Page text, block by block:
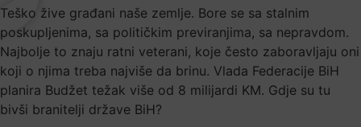
Teško žive građani naše zemlje. Bore se sa stalnim
poskupljenima, sa političkim previranjima, sa nepravdom.
Najbolje to znaju ratni veterani, koje često zaboravljaju oni
koji o njima treba najviše da brinu. Vlada Federacije BiH
planira Budžet težak više od 8 milijardi KM. Gdje su tu
bivši branitelji države BiH?